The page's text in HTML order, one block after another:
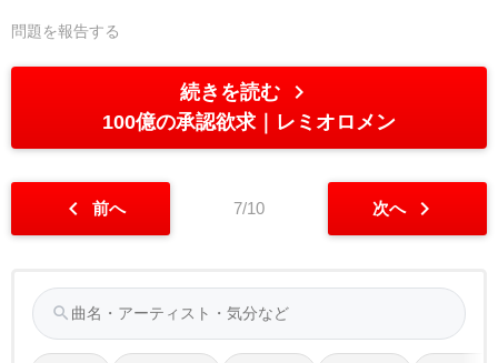
問題を報告する
続きを読む chevron_right
100億の承認欲求 レミオロメン
chevron_left 前へ 7/10 次へ chevron_right
search